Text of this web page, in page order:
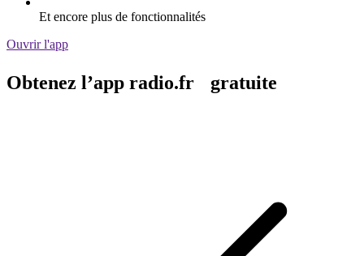
Et encore plus de fonctionnalités
Ouvrir l'app
Obtenez l’app radio.fr gratuite